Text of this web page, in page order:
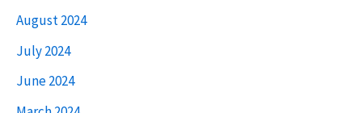
August 2024
July 2024
June 2024